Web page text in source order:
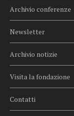
Archivio conferenze
Newsletter
Archivio notizie
Visita la fondazione
Contatti